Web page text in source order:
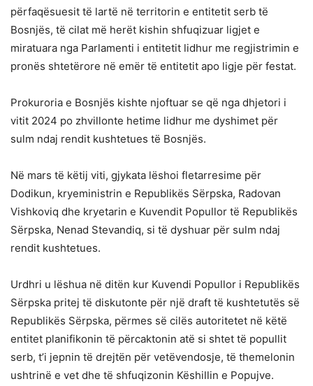
përfaqësuesit të lartë në territorin e entitetit serb të
Bosnjës, të cilat më herët kishin shfuqizuar ligjet e
miratuara nga Parlamenti i entitetit lidhur me regjistrimin e
pronës shtetërore në emër të entitetit apo ligje për festat.
Prokuroria e Bosnjës kishte njoftuar se që nga dhjetori i
vitit 2024 po zhvillonte hetime lidhur me dyshimet për
sulm ndaj rendit kushtetues të Bosnjës.
Në mars të këtij viti, gjykata lëshoi fletarresime për
Dodikun, kryeministrin e Republikës Sërpska, Radovan
Vishkoviq dhe kryetarin e Kuvendit Popullor të Republikës
Sërpska, Nenad Stevandiq, si të dyshuar për sulm ndaj
rendit kushtetues.
Urdhri u lëshua në ditën kur Kuvendi Popullor i Republikës
Sërpska pritej të diskutonte për një draft të kushtetutës së
Republikës Sërpska, përmes së cilës autoritetet në këtë
entitet planifikonin të përcaktonin atë si shtet të popullit
serb, t’i jepnin të drejtën për vetëvendosje, të themelonin
ushtrinë e vet dhe të shfuqizonin Këshillin e Popujve.